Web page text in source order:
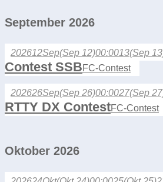
September 2026
202612Sep(Sep 12)00:0013(Sep
Contest SSBFC-Contest
202626Sep(Sep 26)00:0027(Sep
RTTY DX ContestFC-Contest
Oktober 2026